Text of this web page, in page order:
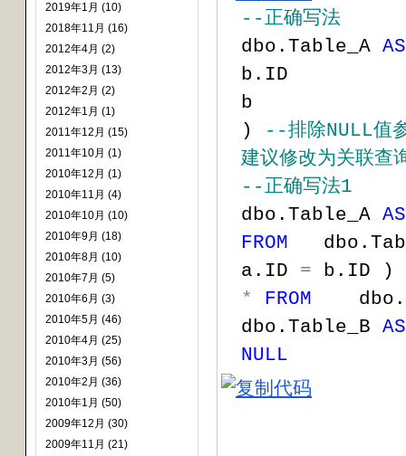
2019年1月 (10)
2018年11月 (16)
2012年4月 (2)
2012年3月 (13)
2012年2月 (2)
2012年1月 (1)
2011年12月 (15)
2011年10月 (1)
2010年12月 (1)
2010年11月 (4)
2010年10月 (10)
2010年9月 (18)
2010年8月 (10)
2010年7月 (5)
2010年6月 (3)
2010年5月 (46)
2010年4月 (25)
2010年3月 (56)
2010年2月 (36)
2010年1月 (50)
2009年12月 (30)
2009年11月 (21)
--正
dbo.Table_A AS
)
--排除NULL值
--正确
dbo.Table_A AS
FROM
a.ID = b.ID )
*
FROM
dbo.Table_B AS
NULL